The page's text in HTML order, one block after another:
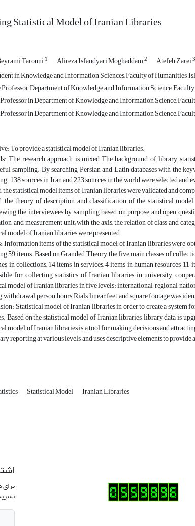
Statistical Model of Iranian Libraries
Tarouni1 Alireza Isfandyari Moghaddam2 Atefeh Zarei3
in Knowledge and Information Sciences, Faculty of Humanities,
Department of Knowledge and Information Science,
in Department of Knowledge and Information Science,
in Department of Knowledge and Information Science,
To provide a statistical model of Iranian libraries.
The research approach is mixed.The background of library
sampling. By searching Persian and Latin databases with the
138 sources in Iran and 223 sources in the world were selected
the statistical model items of Iranian libraries were validated and
the theory of description and classification of the statistical
the interviewees by sampling based on purpose and open
and measurement unit; with the axis, the relation of class and
model of Iranian libraries were presented.
Information items of the statistical model of Iranian libraries were
59 items. Based on Granded Theory, the five main classes of
in collections, 14 items in services, 4 items in human resources,
for collecting statistics of Iranian libraries in university,
model of Iranian libraries in five levels: international, regional,
withdrawal, person, hours, Rials, linear feet, and square footage was
Statistical model of Iranian libraries in order to create a system
Based on the statistical model of Iranian libraries, library data is
model of Iranian libraries is a tool for making decisions and
reporting at various levels, and uses descriptive elements to
Statistical Model Iranian Libraries